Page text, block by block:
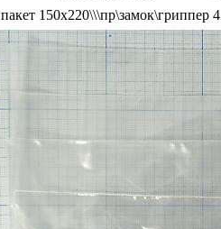
пакет 150x220\\\пр\замок\гриппер